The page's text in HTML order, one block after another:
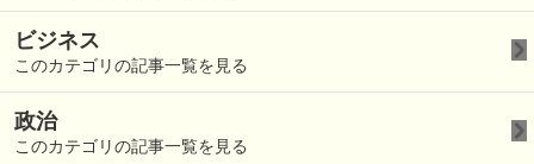
ビジネス
このカテゴリの記事一覧を見る
政治
このカテゴリの記事一覧を見る